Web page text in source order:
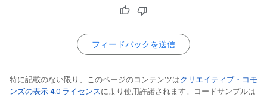
フィードバックを送信
特に記載のない限り、このページのコンテンツはクリエイティブ・コモ
ンズの表示 4.0 ライセンスにより使用許諾されます。コードサンプルは